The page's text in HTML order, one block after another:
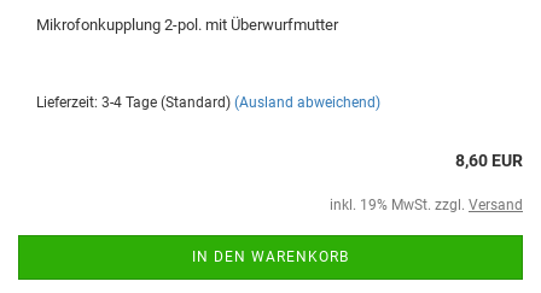
Mikrofonkupplung 2-pol. mit Überwurfmutter
Lieferzeit: 3-4 Tage (Standard) (Ausland abweichend)
8,60 EUR
inkl. 19% MwSt. zzgl. Versand
IN DEN WARENKORB